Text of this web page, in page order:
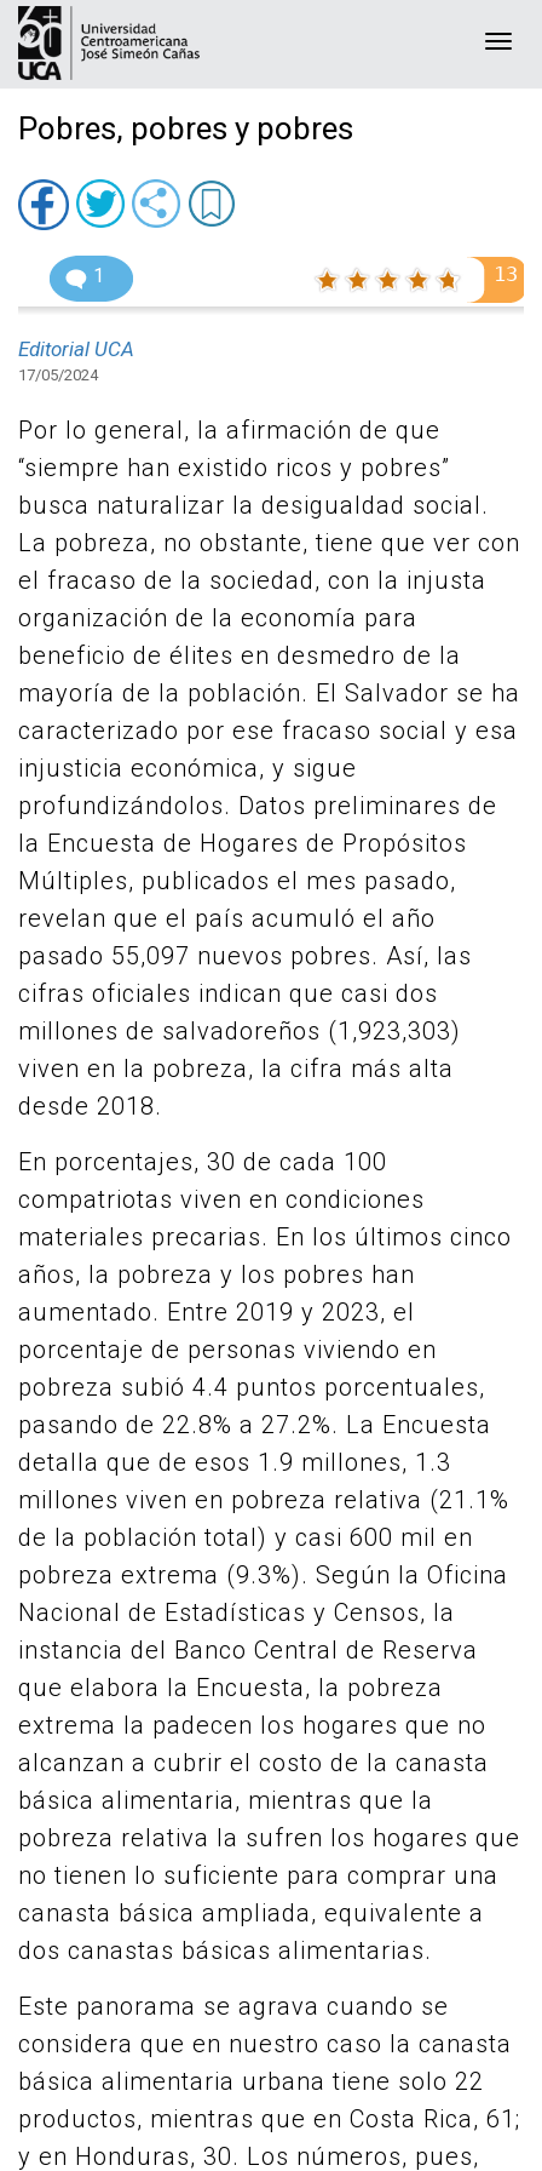
Pobres, pobres y pobres
1 13
Editorial UCA
17/05/2024
Por lo general, la afirmación de que
“siempre han existido ricos y pobres”
busca naturalizar la desigualdad social.
La pobreza, no obstante, tiene que ver con
el fracaso de la sociedad, con la injusta
organización de la economía para
beneficio de élites en desmedro de la
mayoría de la población. El Salvador se ha
caracterizado por ese fracaso social y esa
injusticia económica, y sigue
profundizándolos. Datos preliminares de
la Encuesta de Hogares de Propósitos
Múltiples, publicados el mes pasado,
revelan que el país acumuló el año
pasado 55,097 nuevos pobres. Así, las
cifras oficiales indican que casi dos
millones de salvadoreños (1,923,303)
viven en la pobreza, la cifra más alta
desde 2018.
En porcentajes, 30 de cada 100
compatriotas viven en condiciones
materiales precarias. En los últimos cinco
años, la pobreza y los pobres han
aumentado. Entre 2019 y 2023, el
porcentaje de personas viviendo en
pobreza subió 4.4 puntos porcentuales,
pasando de 22.8% a 27.2%. La Encuesta
detalla que de esos 1.9 millones, 1.3
millones viven en pobreza relativa (21.1%
de la población total) y casi 600 mil en
pobreza extrema (9.3%). Según la Oficina
Nacional de Estadísticas y Censos, la
instancia del Banco Central de Reserva
que elabora la Encuesta, la pobreza
extrema la padecen los hogares que no
alcanzan a cubrir el costo de la canasta
básica alimentaria, mientras que la
pobreza relativa la sufren los hogares que
no tienen lo suficiente para comprar una
canasta básica ampliada, equivalente a
dos canastas básicas alimentarias.
Este panorama se agrava cuando se
considera que en nuestro caso la canasta
básica alimentaria urbana tiene solo 22
productos, mientras que en Costa Rica, 61;
y en Honduras, 30. Los números, pues,